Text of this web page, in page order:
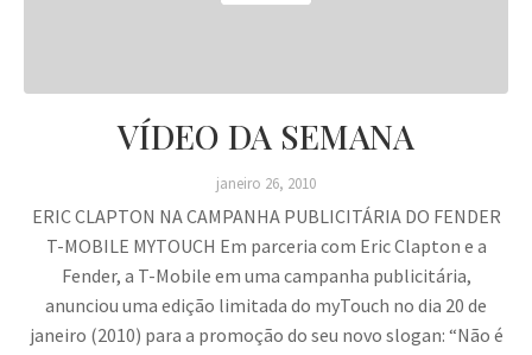
VÍDEO DA SEMANA
janeiro 26, 2010
ERIC CLAPTON NA CAMPANHA PUBLICITÁRIA DO FENDER
T-MOBILE MYTOUCH Em parceria com Eric Clapton e a
Fender, a T-Mobile em uma campanha publicitária,
anunciou uma edição limitada do myTouch no dia 20 de
janeiro (2010) para a promoção do seu novo slogan: “Não é